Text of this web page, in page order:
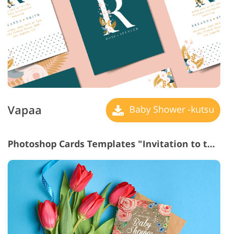
Vapaa Baby Shower -kutsu
Photoshop Cards Templates "Invitation to the